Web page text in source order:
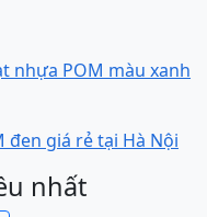
nhựa POM màu xanh
đen giá rẻ tại Hà Nội
nhất